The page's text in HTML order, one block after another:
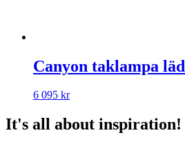
Canyon taklampa
6 095 kr
It's all about inspiration!